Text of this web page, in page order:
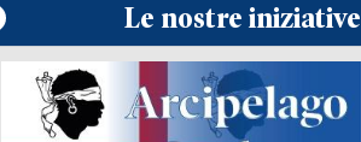
Le nostre iniziative